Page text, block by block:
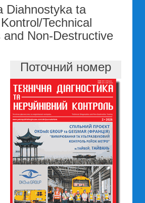
Diahnostyka ta
Technical
and Non-Destructive
Поточний номер